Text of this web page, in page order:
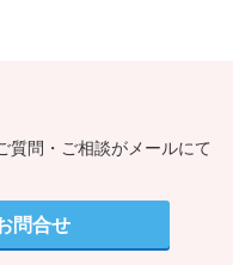
質問・ご相談がメールにて
問合せ